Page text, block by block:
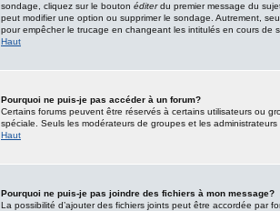
sondage, cliquez sur le bouton éditerdu premier message du
peut modifier une option ou supprimer le sondage. Autrement,
pour empêcher le trucage en changeant les intitulés en cours de
Haut
Pourquoi ne puis-je pas accéder à un forum?
Certains forums peuvent être réservés à certains utilisateurs ou
spéciale. Seuls les modérateurs de groupes et les
Haut
Pourquoi ne puis-je pas joindre des fichiers à mon message?
La possibilité d’ajouter des fichiers joints peut être accordée par